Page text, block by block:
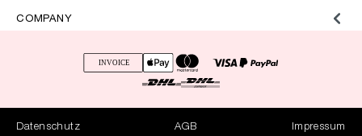
COMPANY
Datenschutz AGB
Impressum